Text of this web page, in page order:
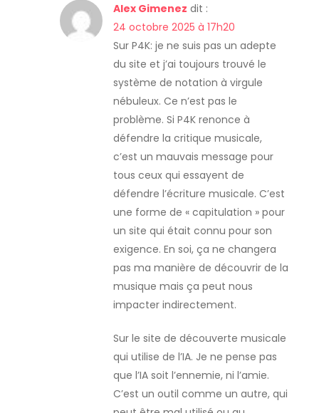
Alex Gimenez dit :
24 octobre 2025 à 17h20
Sur P4K: je ne suis pas un adepte
du site et j’ai toujours trouvé le
système de notation à virgule
nébuleux. Ce n’est pas le
problème. Si P4K renonce à
défendre la critique musicale,
c’est un mauvais message pour
tous ceux qui essayent de
défendre l’écriture musicale. C’est
une forme de « capitulation » pour
un site qui était connu pour son
exigence. En soi, ça ne changera
pas ma manière de découvrir de la
musique mais ça peut nous
impacter indirectement.
Sur le site de découverte musicale
qui utilise de l’IA. Je ne pense pas
que l’IA soit l’ennemie, ni l’amie.
C’est un outil comme un autre, qui